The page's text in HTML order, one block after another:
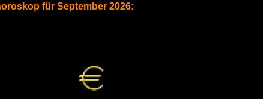
für September 2026: